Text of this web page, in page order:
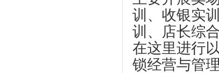
训、收银实
训、店长综
在这里进行
锁经营与管